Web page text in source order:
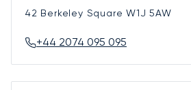
42 Berkeley SquareW1J 5AW
+44 2074 095 095